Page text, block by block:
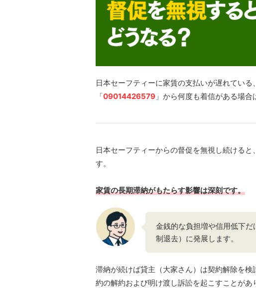
日本セーフティーに家賃の支払いが遅れてい
「09014426579 」から何度も着信がある場合
日本セーフティーからの督促を無視し続ける
す。
家賃の長期滞納がもたらす影響は深刻です。
金銭的な負担増や信用低下
制退去）に発展します。
滞納が続けば貸主（大家さん）は契約解除を
約の解約および明け渡し訴訟を起こすことがあ